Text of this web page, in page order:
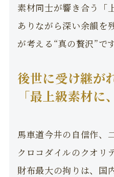
素材同士が響き合う「
ありながら深い余韻
が考える“真の贅沢”です
後世に受け継が
「最上級素材に
馬車道今井の自信作、
クロコダイルのクオリ
財布最大の拘りは、国